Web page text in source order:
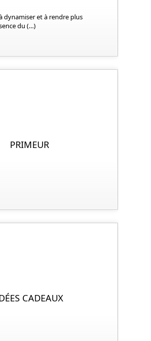
dynamiser et à rendre plus
du (…)
PRIMEUR
CADEAUX